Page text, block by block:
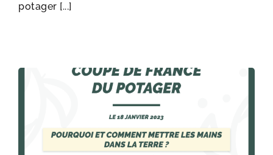
potager [...]